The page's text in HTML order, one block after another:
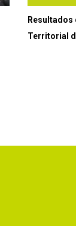
Resultados
Territorial